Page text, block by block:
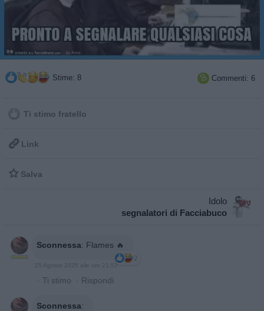
Stime: 8  Commenti: 6
Ti stimo fratello
 Link
 Salva
Idolo
segnalatori di Facciabuco
Sconnessa: Flames 🔥
2
25 Agosto 2025 alle ore 21:52
· Ti stimo · Rispondi
Sconnessa: